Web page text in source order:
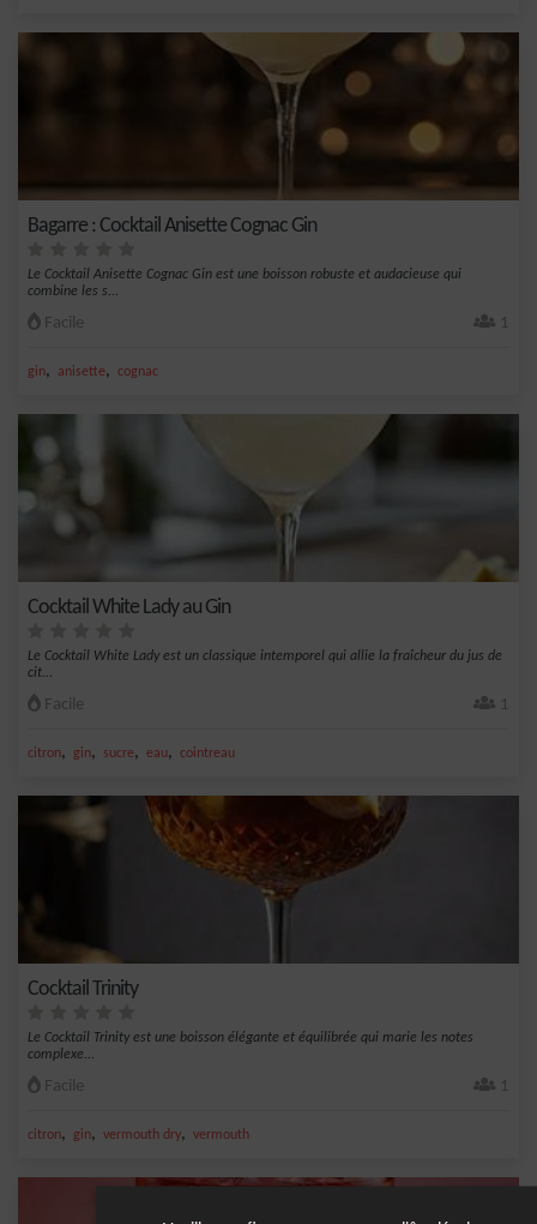
Bagarre : Cocktail Anisette Cognac Gin
Le Cocktail Anisette Cognac Gin est une boisson robuste et audacieuse qui
combine les s...
Facile 1
gin, anisette, cognac
Cocktail White Lady au Gin
Le Cocktail White Lady est un classique intemporel qui allie la fraîcheur du jus de
cit...
Facile 1
citron, gin, sucre, eau, cointreau
Cocktail Trinity
Le Cocktail Trinity est une boisson élégante et équilibrée qui marie les notes
complexe...
Facile 1
citron, gin, vermouth dry, vermouth